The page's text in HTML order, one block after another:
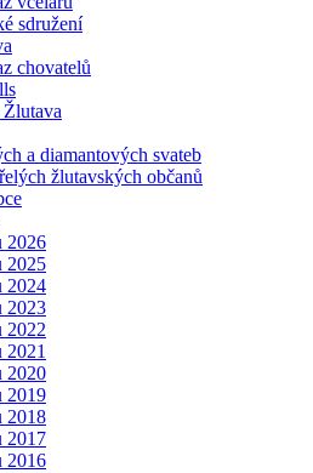
sdružení
chovatelů
a diamantových svateb
žlutavských občanů
2026
2025
2024
2023
2022
2021
2020
2019
2018
2017
2016